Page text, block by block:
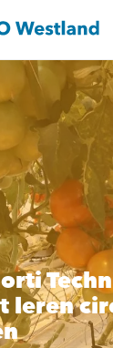
leren